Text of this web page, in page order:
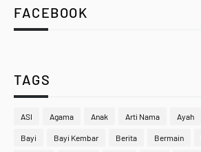
FACEBOOK
TAGS
ASI Agama Anak Arti Nama Ayah
Bayi Bayi Kembar Berita Bermain